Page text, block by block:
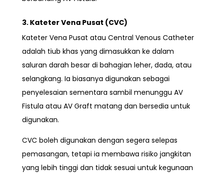
3. Kateter Vena Pusat (CVC)
Kateter Vena Pusat atau Central Venous Catheter
adalah tiub khas yang dimasukkan ke dalam
saluran darah besar di bahagian leher, dada, atau
selangkang. Ia biasanya digunakan sebagai
penyelesaian sementara sambil menunggu AV
Fistula atau AV Graft matang dan bersedia untuk
digunakan.
CVC boleh digunakan dengan segera selepas
pemasangan, tetapi ia membawa risiko jangkitan
yang lebih tinggi dan tidak sesuai untuk kegunaan